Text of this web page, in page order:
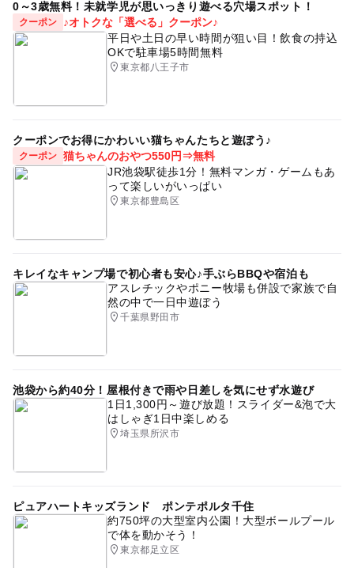
0～3歳無料！未就学児が思いっきり遊べる穴場スポット！
クーポン
♪オトクな「選べる」クーポン♪
平日や土日の早い時間が狙い目！飲食の持込
OKで駐車場5時間無料
東京都八王子市
クーポンでお得にかわいい猫ちゃんたちと遊ぼう♪
クーポン 猫ちゃんのおやつ550円⇒無料
JR池袋駅徒歩1分！無料マンガ・ゲームもあ
って楽しいがいっぱい
東京都豊島区
キレイなキャンプ場で初心者も安心♪手ぶらBBQや宿泊も
アスレチックやポニー牧場も併設で家族で自
然の中で一日中遊ぼう
千葉県野田市
池袋から約40分！屋根付きで雨や日差しを気にせず水遊び
1日1,300円～遊び放題！スライダー&泡で大
はしゃぎ1日中楽しめる
埼玉県所沢市
ピュアハートキッズランド ポンテポルタ千住
約750坪の大型室内公園！大型ボールプール
で体を動かそう！
東京都足立区